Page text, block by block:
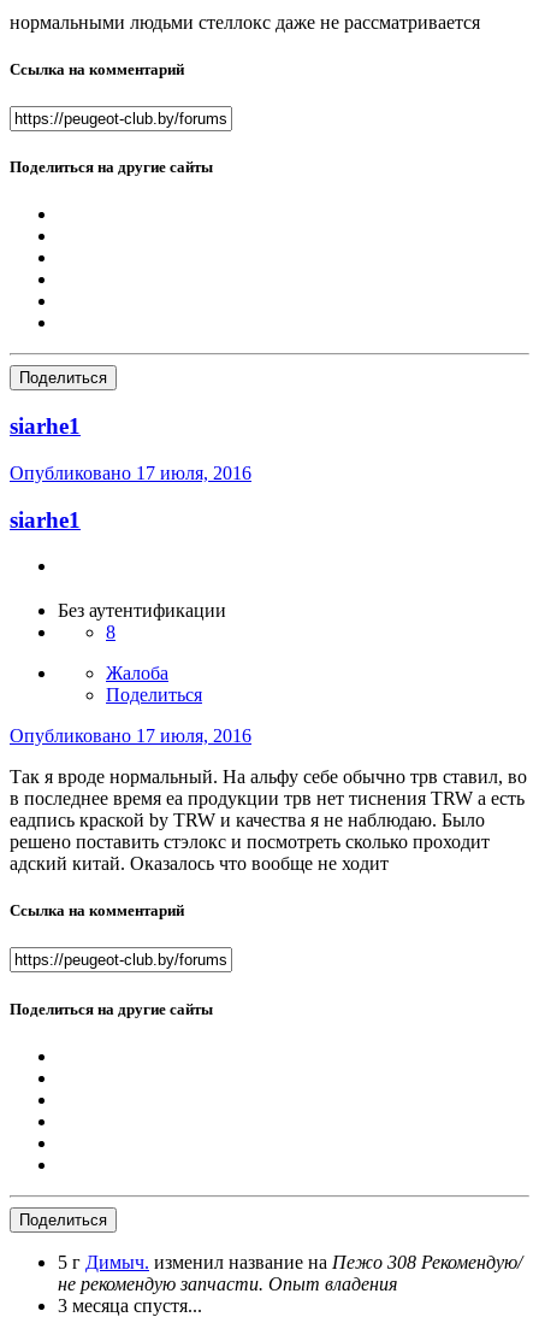
нормальными людьми стеллокс даже не рассматривается
Ссылка на комментарий
Поделиться на другие сайты
Поделиться
siarhe1
Опубликовано 17 июля, 2016
siarhe1
Без аутентификации
8
Жалоба
Поделиться
Опубликовано 17 июля, 2016
Так я вроде нормальный. На альфу себе обычно трв ставил, во
в последнее время еа продукции трв нет тиснения TRW а есть
еадпись краской by TRW и качества я не наблюдаю. Было
решено поставить стэлокс и посмотреть сколько проходит
адский китай. Оказалось что вообще не ходит
Ссылка на комментарий
Поделиться на другие сайты
Поделиться
5 г Димыч. изменил название на Пежо 308 Рекомендую/
не рекомендую запчасти. Опыт владения
3 месяца спустя...